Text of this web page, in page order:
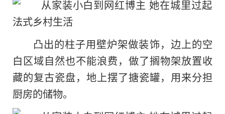
凸出的柱子用壁炉架做装饰，边上的空
白区域自然也不能浪费，做了搁物架放置收
藏的复古瓷盘，地上摆了搪瓷罐，用来分担
厨房的储物。